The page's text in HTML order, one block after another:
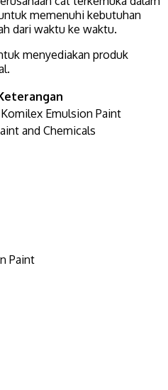
memenuhi kebutuhan
dari waktu ke waktu.
menyediakan produk
Emulsion Paint
and Chemicals
Paint